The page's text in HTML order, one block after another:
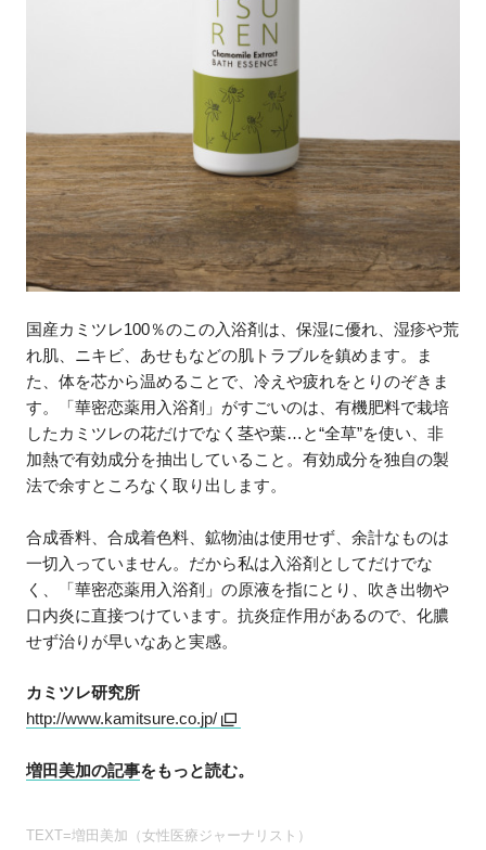
国産カミツレ100％のこの入浴剤は、保湿に優れ、湿疹や荒
れ肌、ニキビ、あせもなどの肌トラブルを鎮めます。ま
た、体を芯から温めることで、冷えや疲れをとりのぞきま
す。「華密恋薬用入浴剤」がすごいのは、有機肥料で栽培
したカミツレの花だけでなく茎や葉…と“全草”を使い、非
加熱で有効成分を抽出していること。有効成分を独自の製
法で余すところなく取り出します。
合成香料、合成着色料、鉱物油は使用せず、余計なものは
一切入っていません。だから私は入浴剤としてだけでな
く、「華密恋薬用入浴剤」の原液を指にとり、吹き出物や
口内炎に直接つけています。抗炎症作用があるので、化膿
せず治りが早いなあと実感。
カミツレ研究所
http://www.kamitsure.co.jp/
増田美加の記事をもっと読む。
TEXT=増田美加（女性医療ジャーナリスト）